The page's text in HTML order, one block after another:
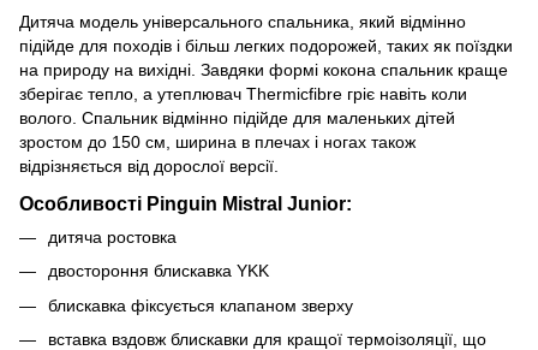
Дитяча модель універсального спальника, який відмінно
підійде для походів і більш легких подорожей, таких як поїздки
на природу на вихідні. Завдяки формі кокона спальник краще
зберігає тепло, а утеплювач Thermicfibre гріє навіть коли
волого. Спальник відмінно підійде для маленьких дітей
зростом до 150 см, ширина в плечах і ногах також
відрізняється від дорослої версії.
Особливості Pinguin Mistral Junior:
дитяча ростовка
двостороння блискавка YKK
блискавка фіксується клапаном зверху
вставка вздовж блискавки для кращої термоізоляції, що